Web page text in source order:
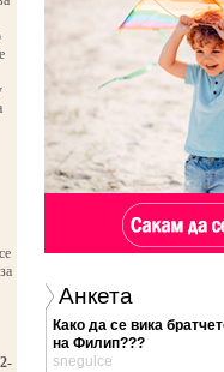
Како да се вика братчето
на Филип???
snegulce